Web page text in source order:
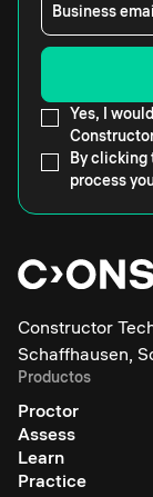
Business
Yes, I
By clicking
process
Constructor
Schaffhausen,
Productos
Proctor
Assess
Learn
Practice